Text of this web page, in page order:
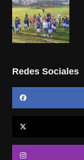
Redes Sociales